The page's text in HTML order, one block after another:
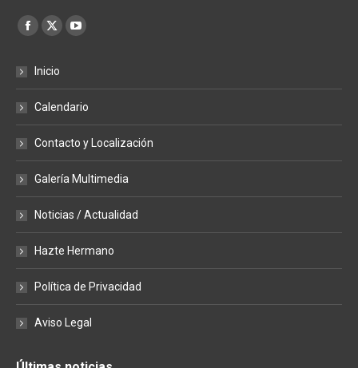
Encuéntranos en:
Facebook
opens
new
window
X
opens
window
YouTube
window
Inicio
Calendario
Contacto y Localización
Galería Multimedia
Noticias / Actualidad
Hazte Hermano
Política de Privacidad
Aviso Legal